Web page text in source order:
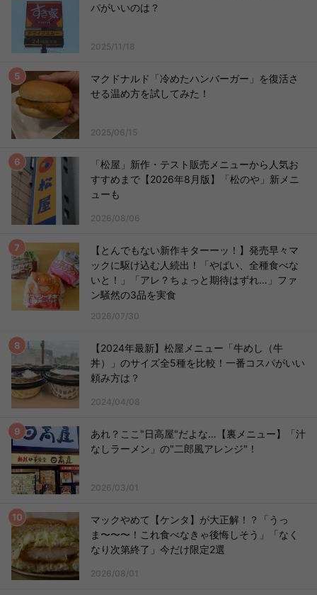
パがいいのは？
2025/11/18
マクドナルド「冷めたハンバーガー」を復活さ
せる温め方を試してみた！
2025/06/15
「松屋」新作・テスト販売メニューから人気お
すすめまで【2026年8月版】「松のや」新メニ
ューも
2026/08/06
【とんでもない新作キターーッ！】発売早々マ
ックに駆け込む人続出！「やばい、全種食べな
いと！」「アレ？ちょっと期待はずれ…」ファ
ン騒然の3品を実食
2026/07/30
【2024年最新】松屋メニュー「牛めし（牛
丼）」のサイズ全5種を比較！一番コスパがいい
頼み方は？
2024/04/08
あれ？ここ"日高屋"だよな…【裏メニュー】「汁
なしラーメン」の"二郎風アレンジ"！
2026/03/01
マックやめて【ケンタ】が大正解！？「うっ
ま〜〜〜！これ食べなきゃ後悔しそう」「なく
なり次第終了」今だけ限定2選
2026/08/01